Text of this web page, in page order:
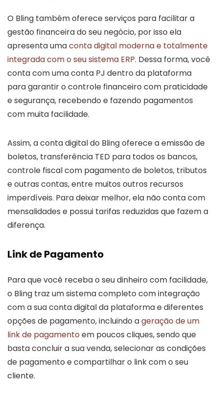
O Bling também oferece serviços para facilitar a
gestão financeira do seu negócio, por isso ela
apresenta umaconta digital moderna e totalmente
integrada com o seu sistema ERP. Dessa forma, você
conta com uma conta PJ dentro da plataforma
para garantir o controle financeiro com praticidade
e segurança, recebendo e fazendo pagamentos
com muita facilidade.
Assim, a conta digital do Bling oferece a emissão de
boletos, transferência TED para todos os bancos,
controle fiscal com pagamento de boletos, tributos
e outras contas, entre muitos outros recursos
imperdíveis. Para deixar melhor, ela não conta com
mensalidades e possui tarifas reduzidas que fazem a
diferença.
Link de Pagamento
Para que você receba o seu dinheiro com facilidade,
o Bling traz um sistema completo com integração
com a sua conta digital da plataforma e diferentes
opções de pagamento, incluindo ageração de um
link de pagamentoem poucos cliques, sendo que
basta concluir a sua venda, selecionar as condições
de pagamento e compartilhar o link com o seu
cliente.